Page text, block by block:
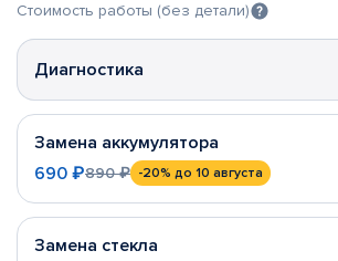
Стоимость работы (без детали)
Диагностика
Замена аккумулятора
690 ₽890 ₽ -20% до 10 августа
Замена стекла